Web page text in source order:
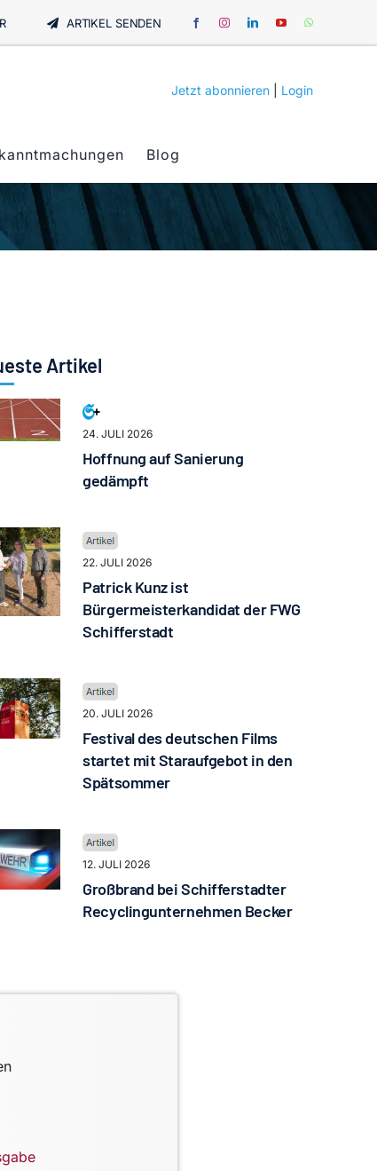
ARTIKEL SENDEN
Jetzt abonnieren Login
Blog
Artikel
24. JULI 2026
Hoffnung auf Sanierung
gedämpft
22. JULI 2026
Patrick Kunz ist
Bürgermeisterkandidat der FWG
Schifferstadt
20. JULI 2026
Festival des deutschen Films
startet mit Staraufgebot in den
Spätsommer
12. JULI 2026
Großbrand bei Schifferstadter
Recyclingunternehmen Becker